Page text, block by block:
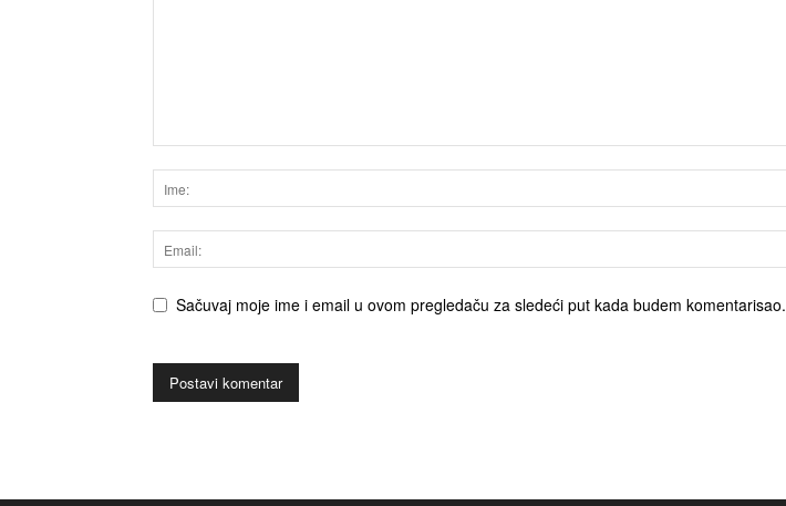
Sačuvaj moje ime i email u ovom pregledaču za sledeći put kada budem komentarisao.